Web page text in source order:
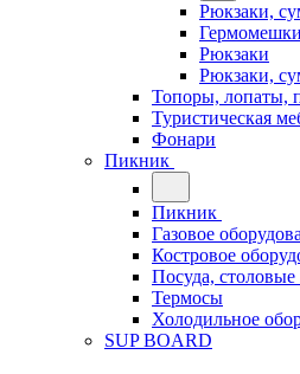
Рюкзаки,
Рюкзаки
Рюкзаки,
Топоры, лопаты,
Туристическая
Фонари
Пикник
Пикник
Газовое
Костровое
Посуда,
Термосы
Холодильное
SUP BOARD